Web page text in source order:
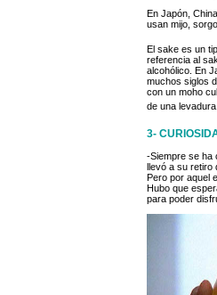
En Japón,
usan mijo,
El sake es un
referencia al
alcohólico. En
muchos siglos
con un moho
de una
3-
-Siempre se ha
llevó a su retiro
Pero por aquel
Hubo que
para poder